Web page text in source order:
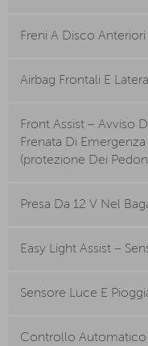
Freni A Disco
Airbag Frontali E
Front Assist – Avviso
Frenata Di
(protezione Dei
Presa Da 12 V Nel
Easy Light Assist –
Sensore Luce E
Controllo Automatico